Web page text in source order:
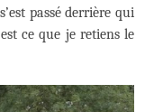
passé derrière qui
ce que je retiens le